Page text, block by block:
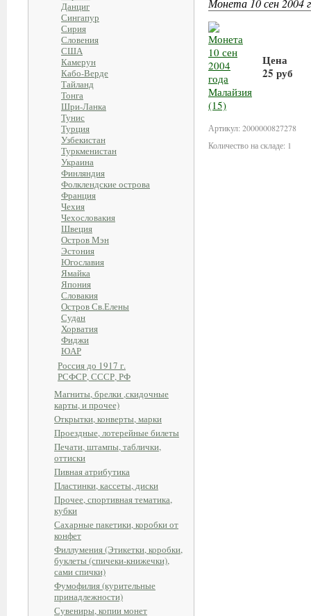
Данциг
Сингапур
Сирия
Словения
США
Камерун
Кабо-Верде
Тайланд
Тонга
Шри-Ланка
Тунис
Турция
Узбекистан
Туркменистан
Украина
Финляндия
Фолклендские острова
Франция
Чехия
Чехословакия
Швеция
Остров Мэн
Эстония
Югославия
Ямайка
Япония
Словакия
Остров Св.Елены
Судан
Хорватия
Фиджи
ЮАР
Россия до 1917 г.
РСФСР, СССР, РФ
Магниты, брелки ,скидочные
карты, и прочее)
Открытки, конверты, марки
Проездные, лотерейные билеты
Печати, штампы, таблички,
оттиски
Пивная атрибутика
Пластинки, кассеты, диски
Прочее, спортивная тематика,
кубки
Сахарные пакетики, коробки от
конфет
Филлумения (Этикетки, коробки,
буклеты (спичеки-книжечки),
сами спички)
Фумофилия (курительные
принадлежности)
Сувениры, копии монет
Монета 10 сен 2004
Цена
25 руб
Артикул: 2000000827278
Количество на складе: 1